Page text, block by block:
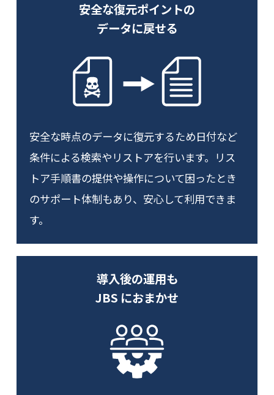
安全な復元ポイントの
データに戻せる
安全な時点のデータに復元するため日付など
条件による検索やリストアを行います。リス
トア手順書の提供や操作について困ったとき
のサポート体制もあり、安心して利用できま
す。
導入後の運用も
JBS におまかせ